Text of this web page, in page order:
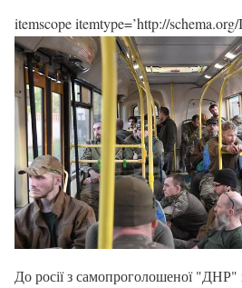
itemscope itemtype=’http://
До росії з самопроголошеної "ДНР"